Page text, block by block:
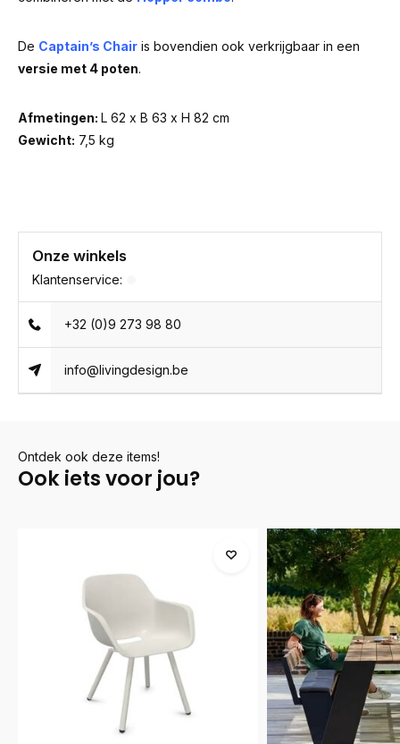
De Captain’s Chair is bovendien ook verkrijgbaar in een
versie met 4 poten.
Afmetingen: L 62 x B 63 x H 82 cm
Gewicht: 7,5 kg
Onze winkels
Klantenservice:
+32 (0)9 273 98 80
info@livingdesign.be
Ontdek ook deze items!
Ook iets voor jou?